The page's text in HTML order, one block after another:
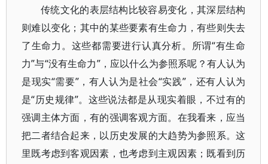
传统文化的表层结构比较容易变化，其深层结构
则难以变化；其中的某些要素有生命力，有些则失去
了生命力。这些都需要进行认真分析。所谓“有生命
力”与“没有生命力”，应以什么为参照系呢？有人认为
是现实“需要”，有人认为是社会“实践”，还有人认为
是“历史规律”。这些说法都是从现实着眼，不过有的
强调主体方面，有的强调客观方面。在我看来，应当
把二者结合起来，以历史发展的大趋势为参照系。这
里既考虑到客观因素，也考虑到主观因素；既看到历